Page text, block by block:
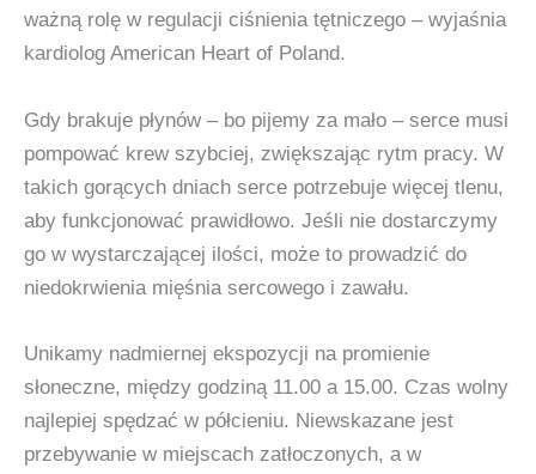
ważną rolę w regulacji ciśnienia tętniczego – wyjaśnia
kardiolog American Heart of Poland.
Gdy brakuje płynów – bo pijemy za mało – serce musi
pompować krew szybciej, zwiększając rytm pracy. W
takich gorących dniach serce potrzebuje więcej tlenu,
aby funkcjonować prawidłowo. Jeśli nie dostarczymy
go w wystarczającej ilości, może to prowadzić do
niedokrwienia mięśnia sercowego i zawału.
Unikamy nadmiernej ekspozycji na promienie
słoneczne, między godziną 11.00 a 15.00. Czas wolny
najlepiej spędzać w półcieniu. Niewskazane jest
przebywanie w miejscach zatłoczonych, a w